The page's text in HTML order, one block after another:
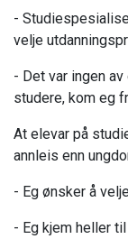
-
velje
- Det var ingen
studere, kom eg
At elevar på
annleis enn
- Eg ønsker å
- Eg kjem heller